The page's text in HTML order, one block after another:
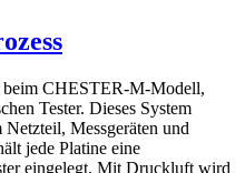
CHESTER-M-Modell,
Tester. Dieses System
Netzteil, Messgeräten und
jede Platine eine
eingelegt. Mit Druckluft wird